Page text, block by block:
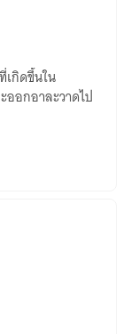
เกิดขึ้นใน
ออกอาละวาดไป